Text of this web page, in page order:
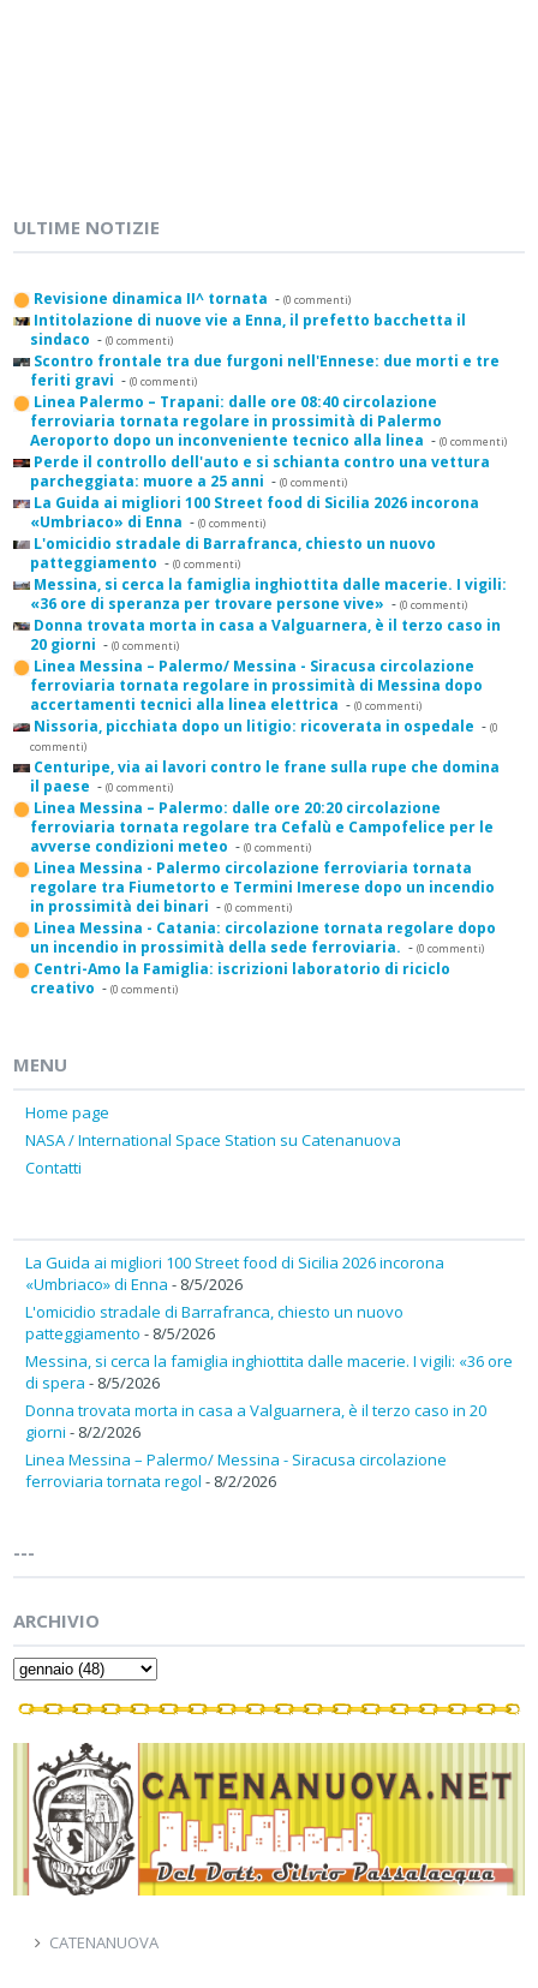
ULTIME NOTIZIE
Revisione dinamica II^ tornata - (0 commenti)
Intitolazione di nuove vie a Enna, il prefetto bacchetta il
sindaco - (0 commenti)
Scontro frontale tra due furgoni nell'Ennese: due morti e tre
feriti gravi - (0 commenti)
Linea Palermo – Trapani: dalle ore 08:40 circolazione
ferroviaria tornata regolare in prossimità di Palermo
Aeroporto dopo un inconveniente tecnico alla linea - (0 commenti)
Perde il controllo dell'auto e si schianta contro una vettura
parcheggiata: muore a 25 anni - (0 commenti)
La Guida ai migliori 100 Street food di Sicilia 2026 incorona
«Umbriaco» di Enna - (0 commenti)
L'omicidio stradale di Barrafranca, chiesto un nuovo
patteggiamento - (0 commenti)
Messina, si cerca la famiglia inghiottita dalle macerie. I vigili:
«36 ore di speranza per trovare persone vive» - (0 commenti)
Donna trovata morta in casa a Valguarnera, è il terzo caso in
20 giorni - (0 commenti)
Linea Messina – Palermo/ Messina - Siracusa circolazione
ferroviaria tornata regolare in prossimità di Messina dopo
accertamenti tecnici alla linea elettrica - (0 commenti)
Nissoria, picchiata dopo un litigio: ricoverata in ospedale - (0
commenti)
Centuripe, via ai lavori contro le frane sulla rupe che domina
il paese - (0 commenti)
Linea Messina – Palermo: dalle ore 20:20 circolazione
ferroviaria tornata regolare tra Cefalù e Campofelice per le
avverse condizioni meteo - (0 commenti)
Linea Messina - Palermo circolazione ferroviaria tornata
regolare tra Fiumetorto e Termini Imerese dopo un incendio
in prossimità dei binari - (0 commenti)
Linea Messina - Catania: circolazione tornata regolare dopo
un incendio in prossimità della sede ferroviaria. - (0 commenti)
Centri-Amo la Famiglia: iscrizioni laboratorio di riciclo
creativo - (0 commenti)
MENU
Home page
NASA / International Space Station su Catenanuova
Contatti
La Guida ai migliori 100 Street food di Sicilia 2026 incorona
«Umbriaco» di Enna - 8/5/2026
L'omicidio stradale di Barrafranca, chiesto un nuovo
patteggiamento - 8/5/2026
Messina, si cerca la famiglia inghiottita dalle macerie. I vigili: «36 ore
di spera - 8/5/2026
Donna trovata morta in casa a Valguarnera, è il terzo caso in 20
giorni - 8/2/2026
Linea Messina – Palermo/ Messina - Siracusa circolazione
ferroviaria tornata regol - 8/2/2026
---
ARCHIVIO
CATENANUOVA